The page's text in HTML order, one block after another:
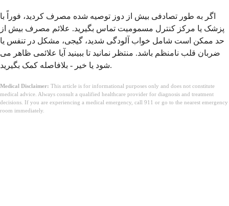
اگر به طور تصادفی بیش از دوز توصیه شده مصرف کردید، فوراً با
پزشک یا مرکز کنترل مسمومیت تماس بگیرید. علائم مصرف بیش از
حد ممکن است شامل خواب آلودگی شدید، گیجی، مشکل در تنفس یا
ضربان قلب نامنظم باشد. منتظر نمانید تا ببینید آیا علائمی ظاهر می
شود یا خیر - بلافاصله کمک بگیرید.
Medical Disclaimer: This article is for informational purposes only and does not constitute
medical advice. Always consult a qualified healthcare provider for diagnosis and treatment
decisions. If you are experiencing a medical emergency, call 911 or go to the nearest emergency
room immediately.